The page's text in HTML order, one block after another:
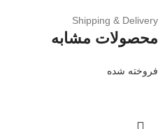
Shipping & Delivery
محصولات مشابه
فروخته شده